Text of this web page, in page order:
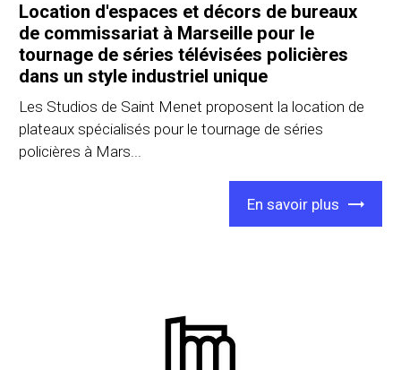
Location d'espaces et décors de bureaux
de commissariat à Marseille pour le
tournage de séries télévisées policières
dans un style industriel unique
Les Studios de Saint Menet proposent la location de
plateaux spécialisés pour le tournage de séries
policières à Mars...
En savoir plus